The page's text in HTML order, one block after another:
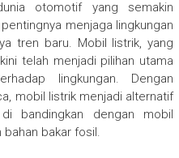
otomotif yang semakin
menjaga lingkungan
tren baru. Mobil listrik, yang
telah menjadi pilihan utama
lingkungan. Dengan
mobil listrik menjadi alternatif
bandingkan dengan mobil
bahan bakar fosil.